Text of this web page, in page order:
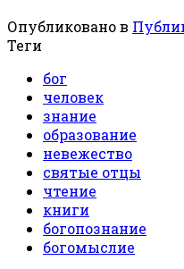
Опубликовано в
Теги
бог
человек
знание
образование
невежество
святые отцы
чтение
книги
богопознание
богомыслие